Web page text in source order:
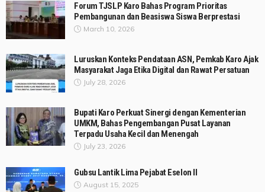
Forum TJSLP Karo Bahas Program Prioritas
Pembangunan dan Beasiswa Siswa Berprestasi
March 10, 2026
Luruskan Konteks Pendataan ASN, Pemkab Karo Ajak
Masyarakat Jaga Etika Digital dan Rawat Persatuan
July 28, 2026
Bupati Karo Perkuat Sinergi dengan Kementerian
UMKM, Bahas Pengembangan Pusat Layanan
Terpadu Usaha Kecil dan Menengah
July 23, 2026
Gubsu Lantik Lima Pejabat Eselon II
August 15, 2025